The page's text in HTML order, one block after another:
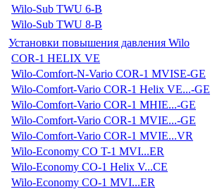
Wilo-Sub TWU 6-B
Wilo-Sub TWU 8-B
Установки повышения давления Wilo
COR-1 HELIX VE
Wilo-Comfort-N-Vario COR-1 MVISE-GE
Wilo-Comfort-Vario COR-1 Helix VE...-GE
Wilo-Comfort-Vario COR-1 MHIE...-GE
Wilo-Comfort-Vario COR-1 MVIE...-GE
Wilo-Comfort-Vario COR-1 MVIE...VR
Wilo-Economy CO T-1 MVI...ER
Wilo-Economy CO-1 Helix V...CE
Wilo-Economy CO-1 MVI...ER